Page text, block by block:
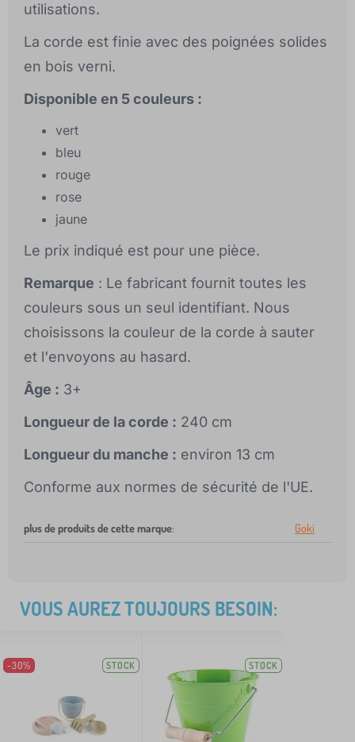
utilisations.
La corde est finie avec des poignées solides
en bois verni.
Disponible en 5 couleurs :
vert
bleu
rouge
rose
jaune
Le prix indiqué est pour une pièce.
Remarque : Le fabricant fournit toutes les
couleurs sous un seul identifiant. Nous
choisissons la couleur de la corde à sauter
et l'envoyons au hasard.
Âge : 3+
Longueur de la corde : 240 cm
Longueur du manche : environ 13 cm
Conforme aux normes de sécurité de l'UE.
plus de produits de cette marque: Goki
VOUS AUREZ TOUJOURS BESOIN:
-30% STOCK STOCK